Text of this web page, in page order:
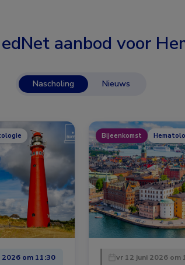
aanbod voor
Nascholing Nieuws
om 11:30
Bijeenkomst
vr 12 juni 2026 om